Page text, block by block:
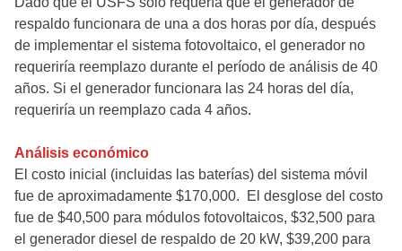
respaldo funcionara de una a dos horas por día, después
de implementar el sistema fotovoltaico, el generador no
requeriría reemplazo durante el período de análisis de 40
años. Si el generador funcionara las 24 horas del día,
requeriría un reemplazo cada 4 años.
Análisis económico
El costo inicial (incluidas las baterías) del sistema móvil
fue de aproximadamente $170,000. El desglose del costo
fue de $40,500 para módulos fotovoltaicos, $32,500 para
el generador diesel de respaldo de 20 kW, $39,200 para